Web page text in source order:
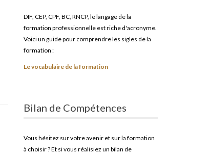
DIF, CEP, CPF, BC, RNCP, le langage de la
formation professionnelle est riche d'acronyme.
Voici un guide pour comprendre les sigles de la
formation :
Le vocabulaire de la formation
Bilan de Compétences
Vous hésitez sur votre avenir et sur la formation
à choisir ? Et si vous réalisiez un bilan de